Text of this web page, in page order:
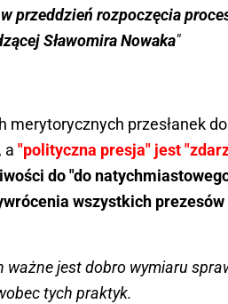
przeddzień rozpoczęcia
Sławomira Nowaka"
merytorycznych przesłanek
a "polityczna presja" jest
do "do
wszystkich
ważne jest dobro wymiaru
tych praktyk.